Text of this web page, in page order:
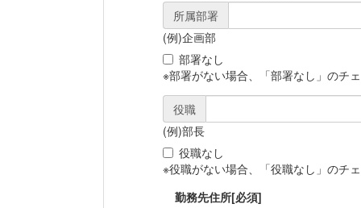
所属部署
(例)企画部
部署なし
※部署がない場合、「部署なし」のチ
役職
(例)部長
役職なし
※役職がない場合、「役職なし」のチ
勤務先住所[必須]